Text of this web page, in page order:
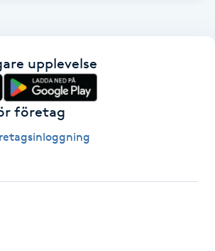
upplevelse
företag